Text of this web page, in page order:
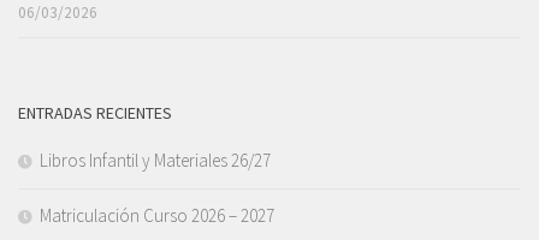
06/03/2026
ENTRADAS RECIENTES
Libros Infantil y Materiales 26/27
Matriculación Curso 2026 – 2027